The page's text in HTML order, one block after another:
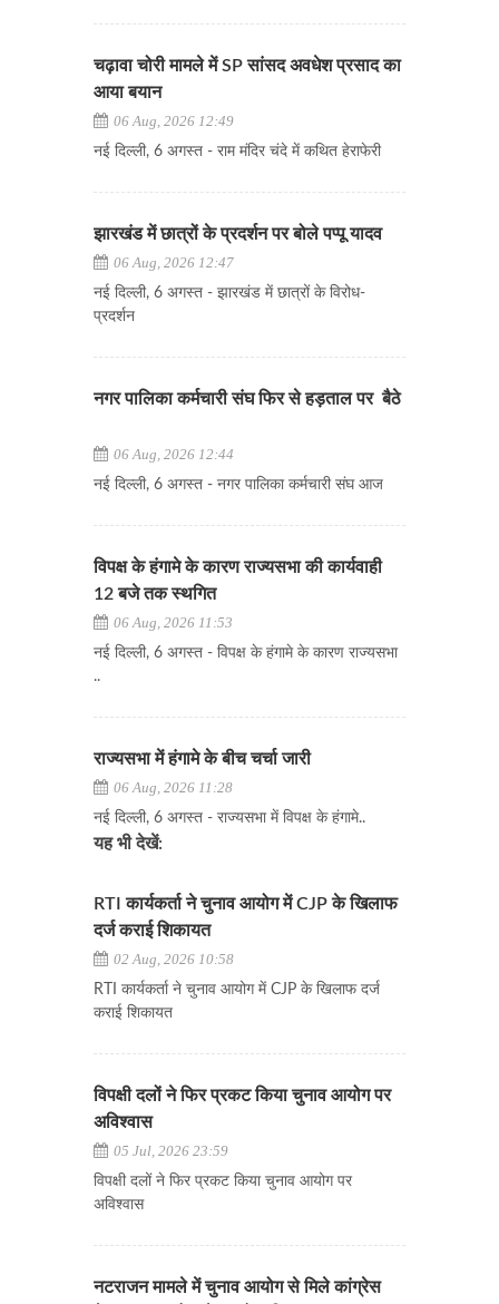
चढ़ावा चोरी मामले में SP सांसद अवधेश प्रसाद का
आया बयान
06 Aug, 2026 12:49
नई दिल्ली, 6 अगस्त - राम मंदिर चंदे में कथित हेराफेरी
झारखंड में छात्रों के प्रदर्शन पर बोले पप्पू यादव
06 Aug, 2026 12:47
नई दिल्ली, 6 अगस्त - झारखंड में छात्रों के विरोध-
प्रदर्शन
नगर पालिका कर्मचारी संघ फिर से हड़ताल पर बैठे
06 Aug, 2026 12:44
नई दिल्ली, 6 अगस्त - नगर पालिका कर्मचारी संघ आज
विपक्ष के हंगामे के कारण राज्यसभा की कार्यवाही
12 बजे तक स्थगित
06 Aug, 2026 11:53
नई दिल्ली, 6 अगस्त - विपक्ष के हंगामे के कारण राज्यसभा
..
राज्यसभा में हंगामे के बीच चर्चा जारी
06 Aug, 2026 11:28
नई दिल्ली, 6 अगस्त - राज्यसभा में विपक्ष के हंगामे..
यह भी देखें:
RTI कार्यकर्ता ने चुनाव आयोग में CJP के खिलाफ
दर्ज कराई शिकायत
02 Aug, 2026 10:58
RTI कार्यकर्ता ने चुनाव आयोग में CJP के खिलाफ दर्ज
कराई शिकायत
विपक्षी दलों ने फिर प्रकट किया चुनाव आयोग पर
अविश्वास
05 Jul, 2026 23:59
विपक्षी दलों ने फिर प्रकट किया चुनाव आयोग पर
अविश्वास
नटराजन मामले में चुनाव आयोग से मिले कांग्रेस